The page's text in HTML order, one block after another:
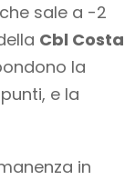
che sale a -2
Cbl Costa
la
punti, e la
in